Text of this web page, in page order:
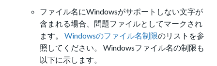
ファイル名にWindowsがサポートしない文字が
含まれる場合、問題ファイルとしてマークされ
ます。Windowsのファイル名制限のリストを参
照してください。 Windowsファイル名の制限も
以下に示します。